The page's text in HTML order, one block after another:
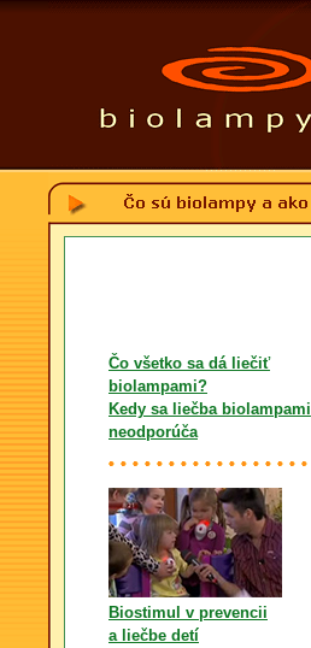
Čo všetko sa dá liečiť
biolampami?
Kedy sa liečba biolampami
neodporúča
Biostimul v prevencii
a liečbe detí